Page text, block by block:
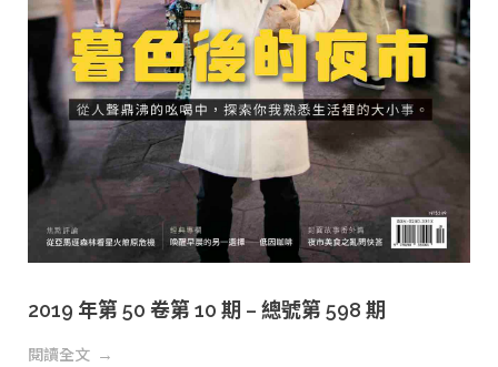
2019 年第 50 卷第 10 期 – 總號第 598 期
閱讀全文